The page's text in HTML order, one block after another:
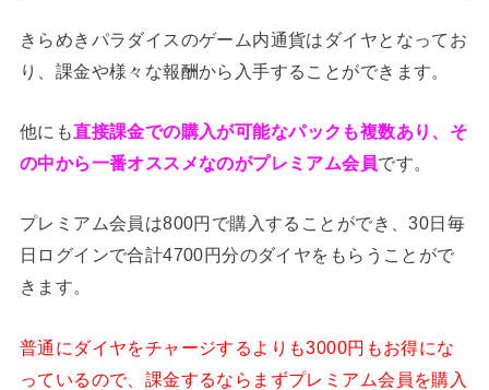
きらめきパラダイスのゲーム内通貨はダイヤとなってお
り、課金や様々な報酬から入手することができます。
他にも直接課金での購入が可能なパックも複数あり、そ
の中から一番オススメなのがプレミアム会員です。
プレミアム会員は800円で購入することができ、30日毎
日ログインで合計4700円分のダイヤをもらうことがで
きます。
普通にダイヤをチャージするよりも3000円もお得にな
っているので、課金するならまずプレミアム会員を購入